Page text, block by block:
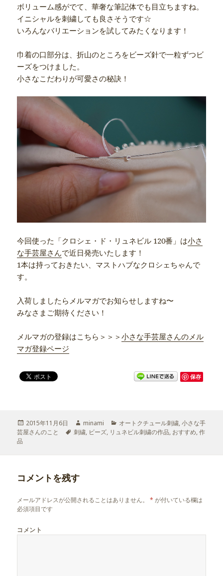
ボリューム感がでて、華奢な筆記体でも目立ちますね。
イニシャルを刺繍しても良さそうです☆
いろんなバリエーションを試してみたくなります！
巾着の口部分は、折山のところをビーズ針で一粒ずつビ
ーズをつけました。
小さなこだわりが可愛さの秘訣！
今回使った「クロシェ・ド・リュネビル 120番」は小さ
な手芸屋さんで近日発売いたします！
1本は持っておきたい、マストハブなクロシェちゃんで
す。
入荷しましたらメルマガでお知らせしますね〜
みなさまご期待ください！
メルマガの登録はこちら＞＞＞小さな手芸屋さんのメル
マガ登録ページ
保存
投
稿
2015年11月6日
作
成
minami
カ
テ
オートクチュール刺繍,小さな手
芸屋さんのこと
タ
刺繍, ビーズ, リュネビル刺繍の作品, おすすめ,作
品
コメントを残す
メールアドレスが公開されることはありません。 * が付いている欄は
必須項目です
コメント